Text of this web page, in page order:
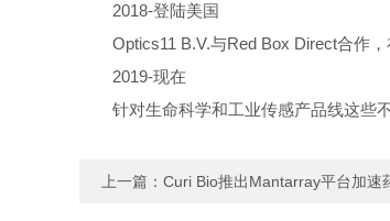
2018-登陆美国
Optics11 B.V.与Red Box Direct合作，
2019-现在
针对生命科学和工业传感产品线这些
上一篇： Curi Bio推出Mantarray平台加速